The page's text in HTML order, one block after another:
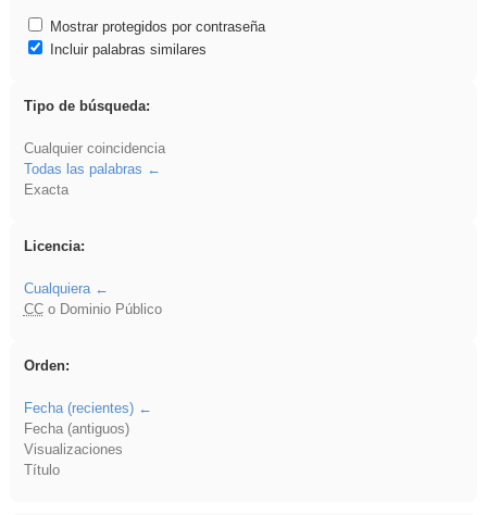
Mostrar protegidos por contraseña
Incluir palabras similares
Tipo de búsqueda:
Cualquier coincidencia
Todas las palabras
Exacta
Licencia:
Cualquiera
CCo Dominio Público
Orden:
Fecha (recientes)
Fecha (antiguos)
Visualizaciones
Título